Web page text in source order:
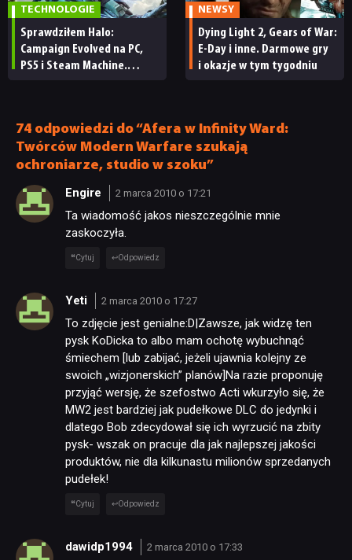
TECHNOLOGIE
Sprawdziłem Halo:
Campaign Evolved na PC,
PS5 i Steam Machine.
NEWSY
Dying Light 2, Gears of War:
E-Day i inne. Darmowe gry
i okazje w tym tygodniu
74 odpowiedzi do “Afera w Infinity Ward:
Twórców Modern Warfare szukają
ochroniarze, studio w szoku”
Engire 2 marca 2010 o 17:21
Ta wiadomość jakos nieszczególnie mnie
zaskoczyła.
Cytuj Odpowiedz
Yeti 2 marca 2010 o 17:27
To zdjęcie jest genialne:D|Zawsze, jak widzę ten
pysk KoDicka to albo mam ochotę wybuchnąć
śmiechem [lub zabijać, jeżeli ujawnia kolejny ze
swoich „wizjonerskich” planów]Na razie proponuję
przyjąć wersję, że szefostwo Acti wkurzyło się, że
MW2 jest bardziej jak pudełkowe DLC do jedynki i
dlatego Bob zdecydował się ich wyrzucić na zbity
pysk- wszak on pracuje dla jak najlepszej jakości
produktów, nie dla kilkunastu milionów sprzedanych
pudełek!
Cytuj Odpowiedz
dawidp1994 2 marca 2010 o 17:33